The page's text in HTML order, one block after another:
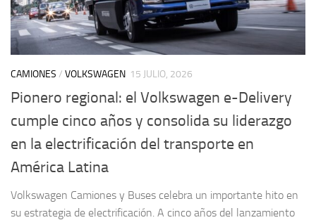
CAMIONES / VOLKSWAGEN 15 JULIO, 2026
Pionero regional: el Volkswagen e-Delivery
cumple cinco años y consolida su liderazgo
en la electrificación del transporte en
América Latina
Volkswagen Camiones y Buses celebra un importante hito en
su estrategia de electrificación. A cinco años del lanzamiento